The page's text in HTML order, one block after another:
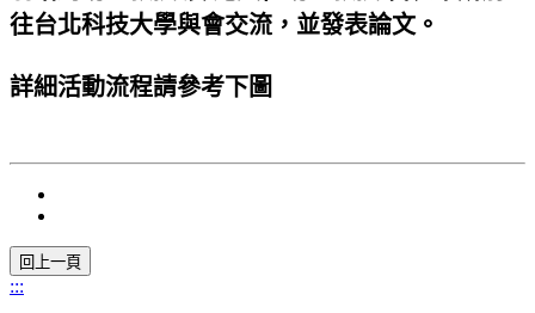
往台北科技大學與會交流，並發表論文。
詳細活動流程請參考下圖
:::